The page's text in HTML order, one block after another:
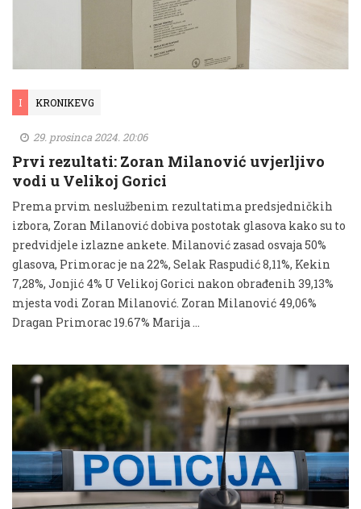
I KRONIKEVG
29. prosinca 2024. 20:06
Prvi rezultati: Zoran Milanović uvjerljivo
vodi u Velikoj Gorici
Prema prvim neslužbenim rezultatima predsjedničkih
izbora, Zoran Milanović dobiva postotak glasova kako su to
predvidjele izlazne ankete. Milanović zasad osvaja 50%
glasova, Primorac je na 22%, Selak Raspudić 8,11%, Kekin
7,28%, Jonjić 4% U Velikoj Gorici nakon obrađenih 39,13%
mjesta vodi Zoran Milanović. Zoran Milanović 49,06%
Dragan Primorac 19.67% Marija …